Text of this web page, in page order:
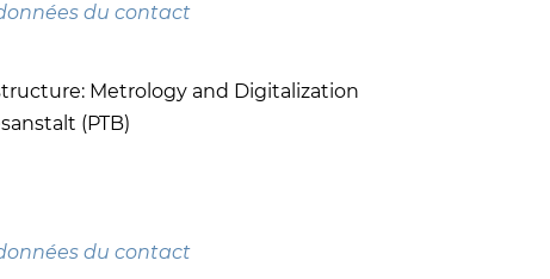
du contact
Metrology and Digitalization
(PTB)
du contact